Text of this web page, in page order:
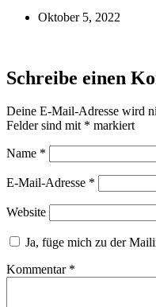
Oktober 5, 2022
Schreibe einen
Deine E-Mail-Adresse wird
Felder sind mit * markiert
Name *
E-Mail-Adresse *
Website
Ja, füge mich zu der
Kommentar *